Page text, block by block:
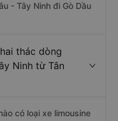
- Tây Ninh đi Gò Dầu
thác dòng
Ninh từ Tân
có loại xe limousine